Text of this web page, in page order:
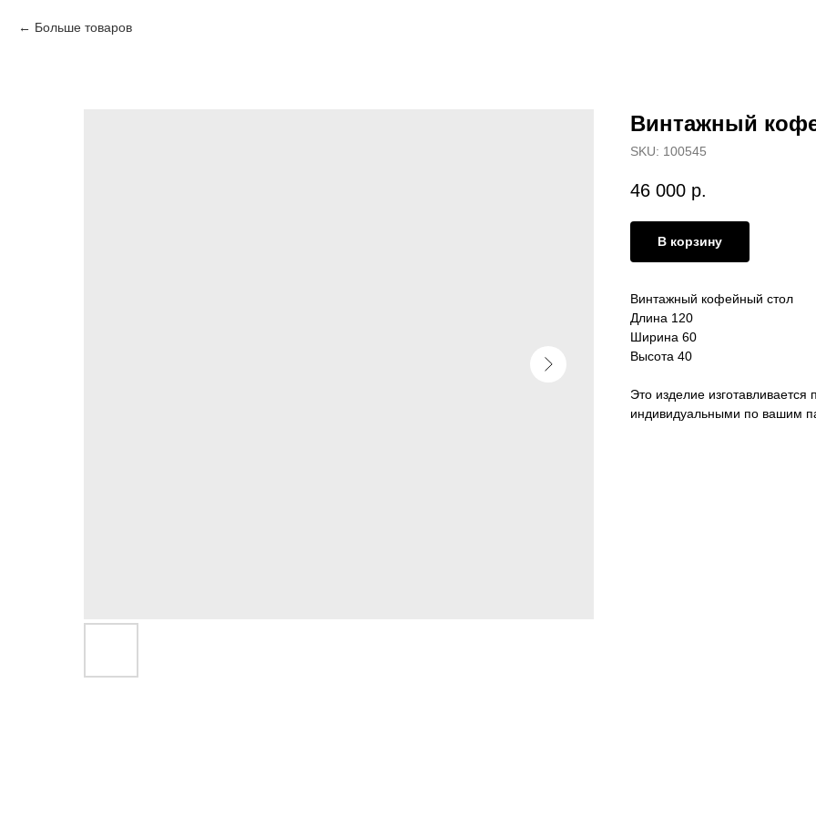
Больше товаров
Винтажный
SKU: 100545
46 000 р.
В корзину
Винтажный кофейный стол
Длина 120
Ширина 60
Высота 40
Это изделие
индивидуальными по вашим